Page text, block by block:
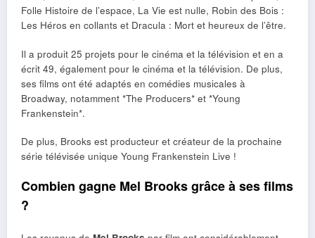
Folle Histoire de l’espace, La Vie est nulle, Robin des Bois :
Les Héros en collants et Dracula : Mort et heureux de l’être.
Il a produit 25 projets pour le cinéma et la télévision et en a
écrit 49, également pour le cinéma et la télévision. De plus,
ses films ont été adaptés en comédies musicales à
Broadway, notamment *The Producers* et *Young
Frankenstein*.
De plus, Brooks est producteur et créateur de la prochaine
série télévisée unique Young Frankenstein Live !
Combien gagne Mel Brooks grâce à ses films
?